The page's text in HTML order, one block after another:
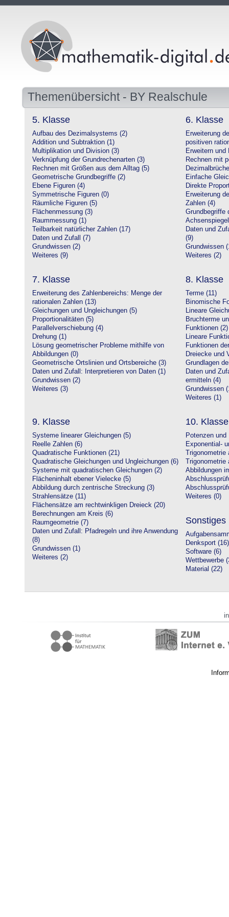
Themenübersicht - BY Realschule
5. Klasse
Aufbau des Dezimalsystems (2)
Addition und Subtraktion (1)
Multiplikation und Division (3)
Verknüpfung der Grundrechenarten (3)
Rechnen mit Größen aus dem Alltag (5)
Geometrische Grundbegriffe (2)
Ebene Figuren (4)
Symmetrische Figuren (0)
Räumliche Figuren (5)
Flächenmessung (3)
Raummessung (1)
Teilbarkeit natürlicher Zahlen (17)
Daten und Zufall (7)
Grundwissen (2)
Weiteres (9)
6. Klasse
Erweiterung
positiven
Erweitern und
Rechnen mit
Einfache
Direkte
Erweiterung
Zahlen (4)
Grundbegriffe
Daten und
(9)
Grundwissen
Weiteres (2)
7. Klasse
Erweiterung des Zahlenbereichs: Menge der
rationalen Zahlen (13)
Gleichungen und Ungleichungen (5)
Proportionalitäten (5)
Parallelverschiebung (4)
Drehung (1)
Lösung geometrischer Probleme mithilfe von
Abbildungen (0)
Geometrische Ortslinien und Ortsbereiche (3)
Daten und Zufall: Interpretieren von Daten (1)
Grundwissen (2)
Weiteres (3)
8. Klasse
Terme (11)
Binomische
Lineare
Bruchterme
Funktionen (2)
Lineare
Funktionen
Dreiecke und
Grundlagen
Daten und
ermitteln (4)
Grundwissen
Weiteres (1)
9. Klasse
Systeme linearer Gleichungen (5)
Reelle Zahlen (6)
Quadratische Funktionen (21)
Quadratische Gleichungen und Ungleichungen (6)
Systeme mit quadratischen Gleichungen (2)
Flächeninhalt ebener Vielecke (5)
Abbildung durch zentrische Streckung (3)
Strahlensätze (11)
Flächensätze am rechtwinkligen Dreieck (20)
Berechnungen am Kreis (6)
Raumgeometrie (7)
Daten und Zufall: Pfadregeln und ihre Anwendung
(8)
Grundwissen (1)
Weiteres (2)
10. Klasse
Potenzen
Exponential-
Abbildungen
Weiteres (0)
Sonstiges
Denksport (16)
Software (6)
Wettbewerbe
Material (22)